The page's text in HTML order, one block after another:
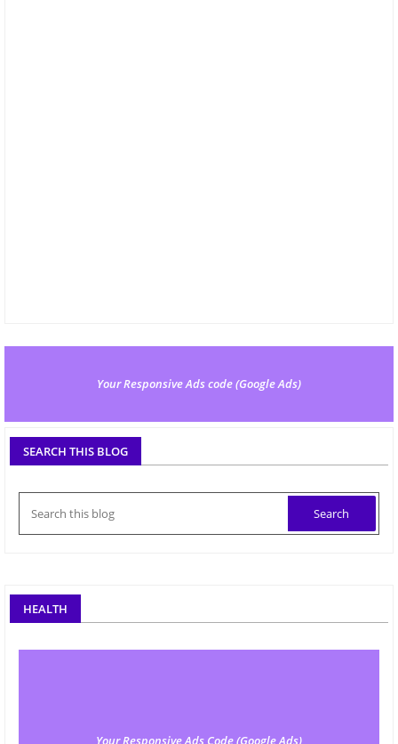
Your Responsive Ads code (Google Ads)
SEARCH THIS BLOG
HEALTH
Your Responsive Ads Code (Google Ads)